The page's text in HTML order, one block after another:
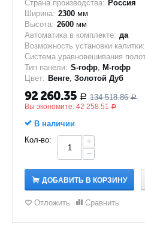
Страна производства: Россия
Ширина: 2300 мм
Высота: 2600 мм
Автоматика в комплекте: да
Возможность установки калитки:
Система уравновешивания
Тип панели: S-гофр, M-гофр
Цвет: Венге, Золотой Дуб
92 260.35 Р 134 518.86 Р
Вы экономите: 42 258.51 Р
В наличии
Кол-во:
+
−
ДОБАВИТЬ В КОРЗИНУ
Отложить Сравнить